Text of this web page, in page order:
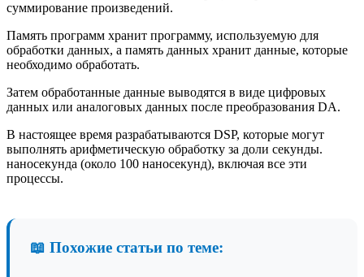
суммирование произведений.
Память программ хранит программу, используемую для
обработки данных, а память данных хранит данные, которые
необходимо обработать.
Затем обработанные данные выводятся в виде цифровых
данных или аналоговых данных после преобразования DA.
В настоящее время разрабатываются DSP, которые могут
выполнять арифметическую обработку за доли секунды.
наносекунда (около 100 наносекунд), включая все эти
процессы.
📖 Похожие статьи по теме: